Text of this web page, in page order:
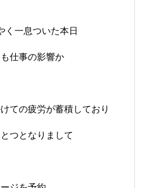
く一息ついた本日
仕事の影響か
ての疲労が蓄積しており
つとなりまして